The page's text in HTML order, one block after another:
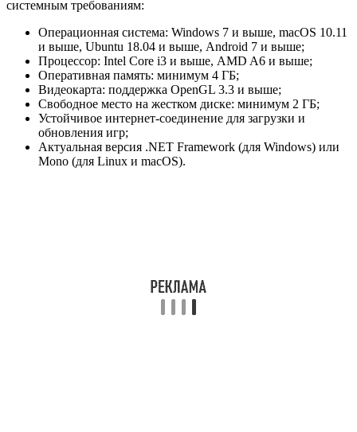
системным требованиям:
Операционная система: Windows 7 и выше, macOS 10.11
и выше, Ubuntu 18.04 и выше, Android 7 и выше;
Процессор: Intel Core i3 и выше, AMD A6 и выше;
Оперативная память: минимум 4 ГБ;
Видеокарта: поддержка OpenGL 3.3 и выше;
Свободное место на жестком диске: минимум 2 ГБ;
Устойчивое интернет-соединение для загрузки и
обновления игр;
Актуальная версия .NET Framework (для Windows) или
Mono (для Linux и macOS).